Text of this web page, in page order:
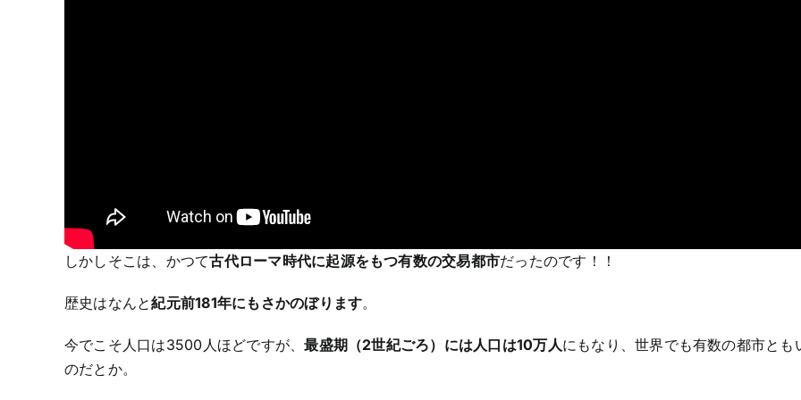
しかしそこは、かつて古代ローマ時代に起源をもつ有数の交易都市だったのです！！
歴史はなんと紀元前181年にもさかのぼります。
今でこそ人口は3500人ほどですが、最盛期（2世紀ごろ）には人口は10万人にもなり、世界でも有数の都市とも
のだとか。